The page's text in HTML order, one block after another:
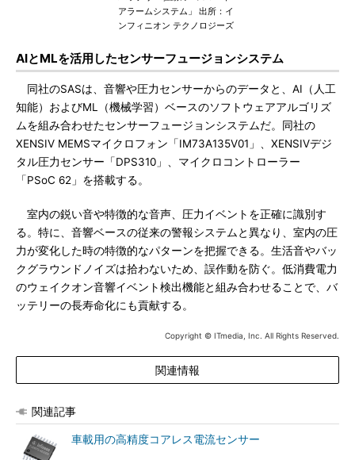
アラームシステム」 出所：イ
ンフィニオン テクノロジーズ
AIとMLを活用したセンサーフュージョンシステム
同社のSASは、音響や圧力センサーからのデータと、AI（人工
知能）およびML（機械学習）ベースのソフトウェアアルゴリズ
ムを組み合わせたセンサーフュージョンシステムだ。同社の
XENSIV MEMSマイクロフォン「IM73A135V01」、XENSIVデジ
タル圧力センサー「DPS310」、マイクロコントローラー
「PSoC 62」を搭載する。
室内の鋭い音や特徴的な音声、圧力イベントを正確に識別す
る。特に、音響ベースの従来の警報システムと異なり、室内の圧
力が変化した時の特徴的なパターンを把握できる。生活音やバッ
クグラウンドノイズは拾わないため、誤作動を防ぐ。低消費電力
のウェイクオン音響イベント検出機能と組み合わせることで、バ
ッテリーの長寿命化にも貢献する。
Copyright © ITmedia, Inc. All Rights Reserved.
関連情報
関連記事
車載用の高精度コアレス電流センサー